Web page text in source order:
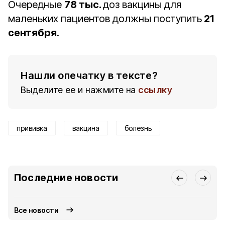
Очередные 78 тыс.доз вакцины для
маленьких пациентов должны поступить 21
сентября.
Нашли опечатку в тексте?
Выделите ее и нажмите на ссылку
прививка вакцина болезнь
Последние новости
Все новости